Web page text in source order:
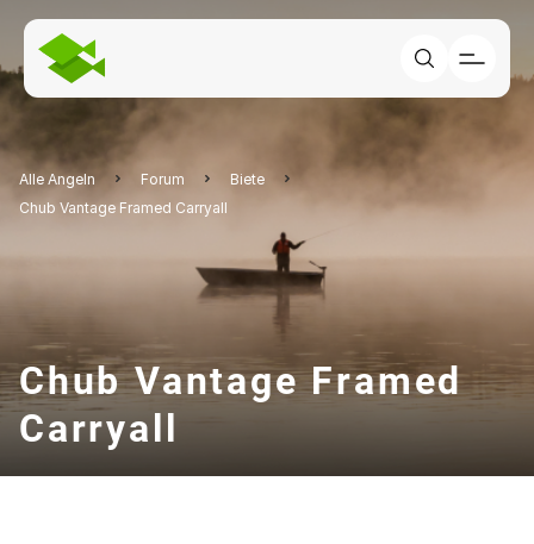
Alle Angeln Forum
Biete
Chub Vantage Framed Carryall
Chub Vantage Framed
Carryall